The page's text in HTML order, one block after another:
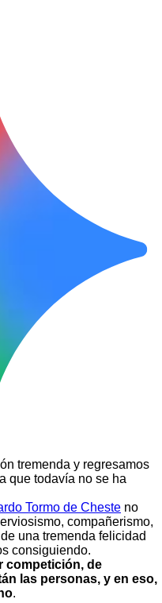
tremenda y regresamos
que todavía no se ha
Tormo de Cheste no
compañerismo,
una tremenda felicidad
consiguiendo.
competición, de
las personas, y en eso,
.